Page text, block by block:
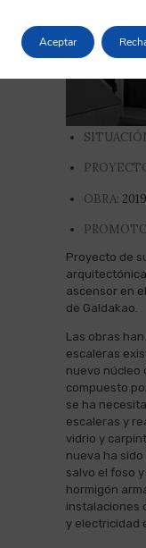
OBRA:
Proyecto de
ascensor en
de Galdakao.
Las obras
escaleras
nuevo núcleo
compuesto
se ha
escaleras y
vidrio y
nueva ha
salvo el foso
hormigón
instalaciones
y electricidad
Aceptar